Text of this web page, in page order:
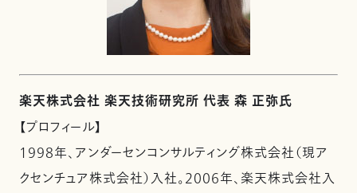
楽天株式会社 楽天技術研究所 代表 森 正弥氏
【プロフィール】
1998年、アンダーセンコンサルティング株式会社（現ア
クセンチュア株式会社）入社。2006年、楽天株式会社入